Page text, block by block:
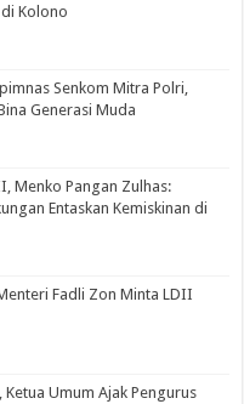
Kolono
Senkom Mitra Polri,
Generasi Muda
Menko Pangan Zulhas:
Entaskan Kemiskinan di
Fadli Zon Minta LDII
Ketua Umum Ajak Pengurus